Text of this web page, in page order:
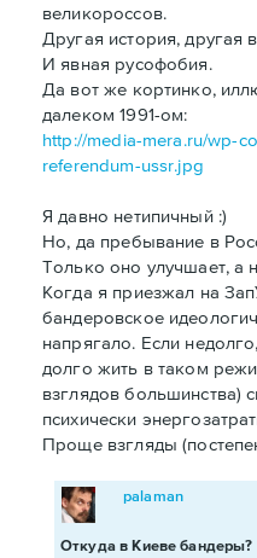
великороссов.
Другая история, другая
И явная русофобия.
Да вот же кортинко,
далеком 1991-ом:
http://media-mera.ru/wp-
referendum-ussr.jpg
Я давно нетипичный :)
Но, да пребывание в
Только оно улучшает, а
Когда я приезжал на
бандеровское
напрягало. Если
долго жить в таком
взглядов большинства)
психически
Проще взгляды
Откуда в Киеве бандеры?
palaman